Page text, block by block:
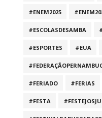
#ENEM2025
#ESCOLASDESAMBA
#ESPORTES #EUA
#FERIADO #FERIAS
#FESTA